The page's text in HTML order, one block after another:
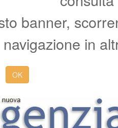
banner,
in
OK